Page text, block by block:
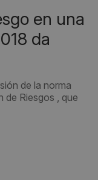
da
de la norma
de Riesgos , que